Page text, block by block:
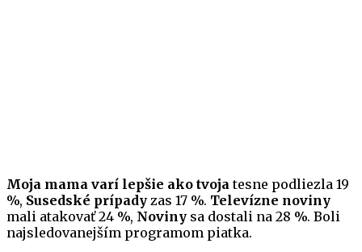
Moja mama varí lepšie ako tvojatesne podliezla 19
%, Susedské prípady zas 17 %. Televízne noviny
mali atakovať 24 %, Noviny sa dostali na 28 %. Boli
najsledovanejším programom piatka.